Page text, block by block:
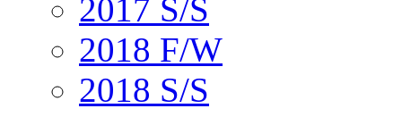
2017 S/S
2018 F/W
2018 S/S